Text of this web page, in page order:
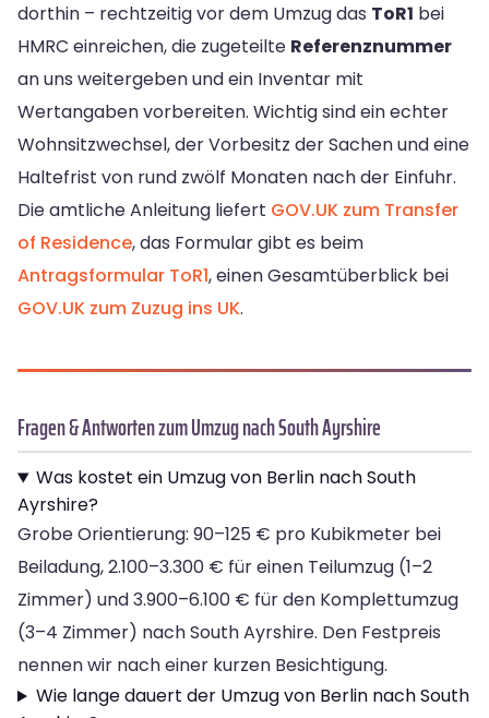
dorthin – rechtzeitig vor dem Umzug das ToR1 bei
HMRC einreichen, die zugeteilte Referenznummer
an uns weitergeben und ein Inventar mit
Wertangaben vorbereiten. Wichtig sind ein echter
Wohnsitzwechsel, der Vorbesitz der Sachen und eine
Haltefrist von rund zwölf Monaten nach der Einfuhr.
Die amtliche Anleitung liefert GOV.UK zum Transfer
of Residence, das Formular gibt es beim
Antragsformular ToR1, einen Gesamtüberblick bei
GOV.UK zum Zuzug ins UK.
Fragen & Antworten zum Umzug nach South Ayrshire
Was kostet ein Umzug von Berlin nach South
Ayrshire?
Grobe Orientierung: 90–125 € pro Kubikmeter bei
Beiladung, 2.100–3.300 € für einen Teilumzug (1–2
Zimmer) und 3.900–6.100 € für den Komplettumzug
(3–4 Zimmer) nach South Ayrshire. Den Festpreis
nennen wir nach einer kurzen Besichtigung.
Wie lange dauert der Umzug von Berlin nach South